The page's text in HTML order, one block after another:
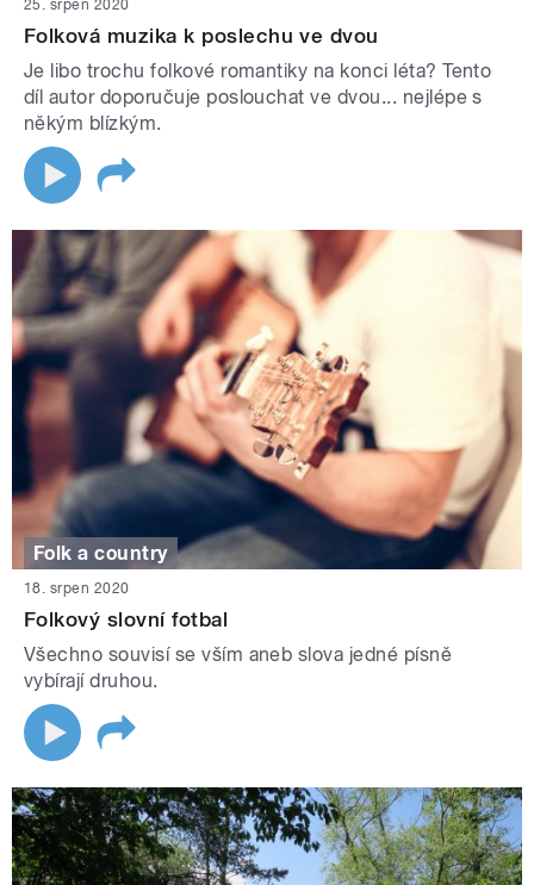
25. srpen 2020
Folková muzika k poslechu ve dvou
Je libo trochu folkové romantiky na konci léta? Tento
díl autor doporučuje poslouchat ve dvou... nejlépe s
někým blízkým.
Folk a country
18. srpen 2020
Folkový slovní fotbal
Všechno souvisí se vším aneb slova jedné písně
vybírají druhou.